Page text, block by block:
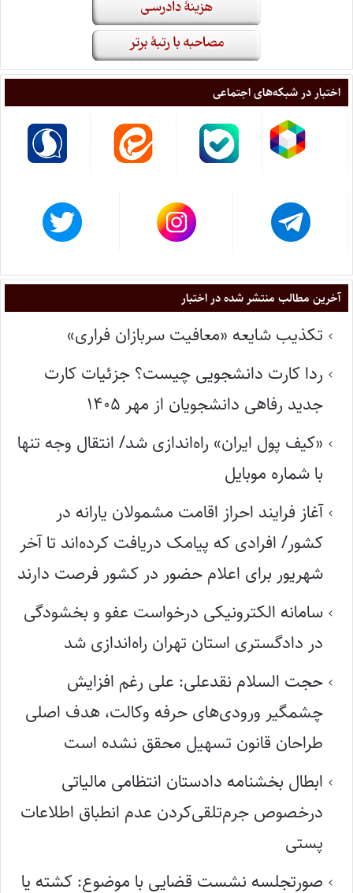
اختبار در شبکه‌های اجتماعی
آخرین مطالب منتشر شده در اختبار
تکذیب شایعه «معافیت سربازان فراری»
ردا کارت دانشجویی چیست؟ جزئیات کارت
جدید رفاهی دانشجویان از مهر ۱۴۰۵
«کیف پول ایران» راه‌اندازی شد/ انتقال وجه تنها
با شماره موبایل
آغاز فرایند احراز اقامت مشمولان یارانه در
کشور/ افرادی که پیامک دریافت کرده‌اند تا آخر
شهریور برای اعلام حضور در کشور فرصت دارند
سامانه الکترونیکی درخواست عفو و بخشودگی
در دادگستری استان تهران راه‌اندازی شد
حجت السلام نقدعلی: علی رغم افزایش
چشمگیر ورودی‌های حرفه وکالت، هدف اصلی
طراحان قانون تسهیل محقق نشده است
ابطال بخشنامه دادستان انتظامی مالیاتی
درخصوص جرم‌تلقی‌کردن عدم انطباق اطلاعات
پستی
صورتجلسه نشست قضایی با موضوع: کشته یا